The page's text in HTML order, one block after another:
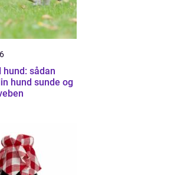
hund: sådan
hund sunde og